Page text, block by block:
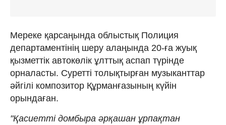
Мереке қарсаңында облыстық Полиция
департаментінің шеру алаңында 20-ға жуық
қызметтік автокөлік ұлттық аспап түрінде
орналасты. Суретті толықтырған музыканттар
әйгілі композитор Құрманғазының күйін
орындаған.
"Қасиетті домбыра әрқашан ұрпақтан